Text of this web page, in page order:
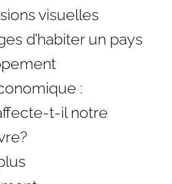
visuelles
d’habiter un pays
:
t-il notre